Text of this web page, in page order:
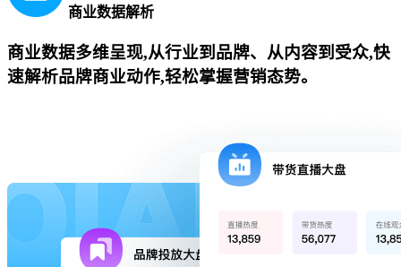
商业数据解析
商业数据多维呈现,从行业到品牌、从内容到受众,快
速解析品牌商业动作,轻松掌握营销态势。